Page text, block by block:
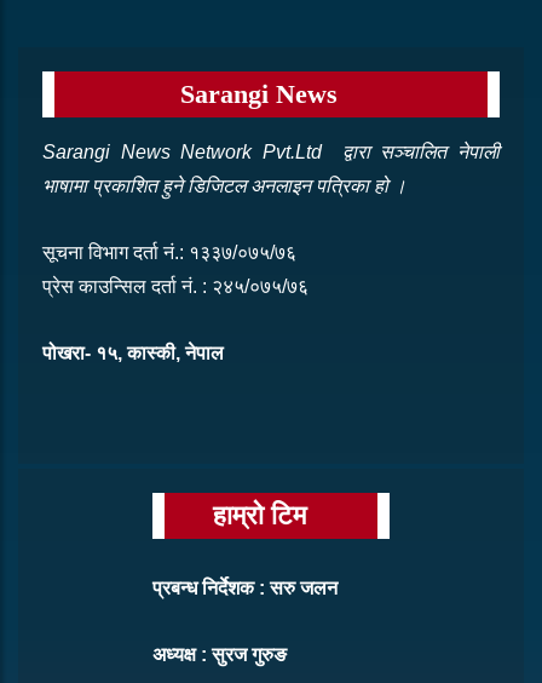
Sarangi News
Sarangi News Network Pvt.Ltd द्वारा सञ्‍चालित नेपाली
भाषामा प्रकाशित हुने डिजिटल अनलाइन पत्रिका हो ।
सूचना विभाग दर्ता नं.: १३३७/०७५/७६
प्रेस काउन्सिल दर्ता नं. : २४५/०७५/७६
पोखरा- १५, कास्की, नेपाल
हाम्रो टिम
प्रबन्ध निर्देशक : सरु जलन
अध्यक्ष : सुरज गुरुङ